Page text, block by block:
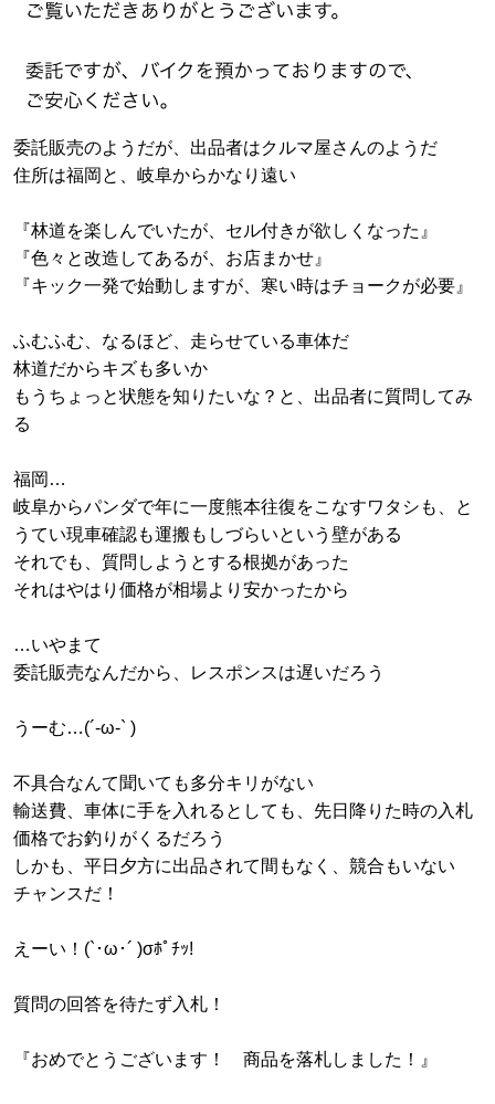
委託販売のようだが、出品者はクルマ屋さんのようだ
住所は福岡と、岐阜からかなり遠い
『林道を楽しんでいたが、セル付きが欲しくなった』
『色々と改造してあるが、お店まかせ』
『キック一発で始動しますが、寒い時はチョークが必要』
ふむふむ、なるほど、走らせている車体だ
林道だからキズも多いか
もうちょっと状態を知りたいな？と、出品者に質問してみ
る
福岡…
岐阜からパンダで年に一度熊本往復をこなすワタシも、と
うてい現車確認も運搬もしづらいという壁がある
それでも、質問しようとする根拠があった
それはやはり価格が相場より安かったから
…いやまて
委託販売なんだから、レスポンスは遅いだろう
うーむ…(´-ω-` )
不具合なんて聞いても多分キリがない
輸送費、車体に手を入れるとしても、先日降りた時の入札
価格でお釣りがくるだろう
しかも、平日夕方に出品されて間もなく、競合もいない
チャンスだ！
えーい！(`･ω･´ )σﾎﾟﾁｯ!
質問の回答を待たず入札！
『おめでとうございます！ 商品を落札しました！』